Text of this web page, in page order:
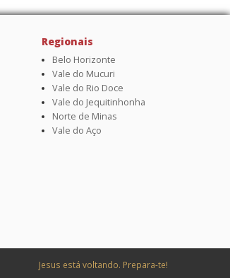
Regionais
Belo Horizonte
Vale do Mucuri
Vale do Rio Doce
Vale do Jequitinhonha
Norte de Minas
Vale do Aço
Jesus está voltando. Prepara-te!